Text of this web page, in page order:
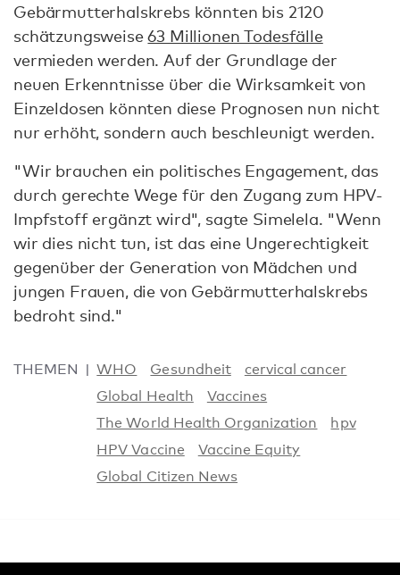
Gebärmutterhalskrebs könnten bis 2120
schätzungsweise63 Millionen Todesfälle
vermieden werden. Auf der Grundlage der
neuen Erkenntnisse über die Wirksamkeit von
Einzeldosen könnten diese Prognosen nun nicht
nur erhöht, sondern auch beschleunigt werden.
"Wir brauchen ein politisches Engagement, das
durch gerechte Wege für den Zugang zum HPV-
Impfstoff ergänzt wird", sagte Simelela. "Wenn
wir dies nicht tun, ist das eine Ungerechtigkeit
gegenüber der Generation von Mädchen und
jungen Frauen, die von Gebärmutterhalskrebs
bedroht sind."
THEMEN WHO Gesundheit
cervical cancer
Global Health
Vaccines
The World Health Organization
hpv
HPV Vaccine
Vaccine Equity
Global Citizen News